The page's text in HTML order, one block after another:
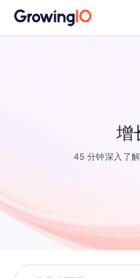
增
45 分钟深入了